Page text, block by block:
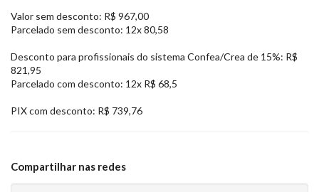
Valor sem desconto: R$ 967,00
Parcelado sem desconto: 12x 80,58
Desconto para profissionais do sistema Confea/Crea de 15%: R$
821,95
Parcelado com desconto: 12x R$ 68,5
PIX com desconto: R$ 739,76
Compartilhar nas redes